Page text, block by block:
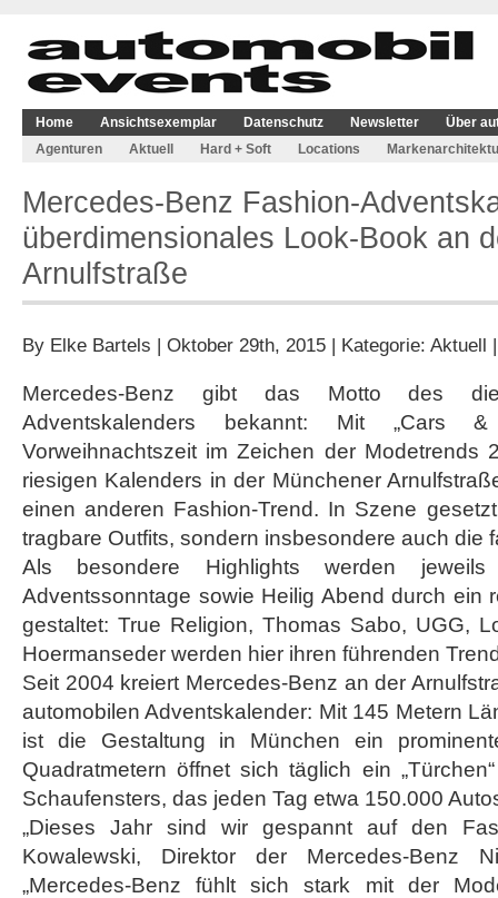
Home Ansichtsexemplar Datenschutz Newsletter
Über
Agenturen
Aktuell Hard + Soft Locations
Mercedes-Benz Fashion-
überdimensionales Look-Book an
Arnulfstraße
By Elke Bartels | Oktober 29th, 2015 | Kategorie: Aktuell
Mercedes-Benz gibt das Motto des
Adventskalenders bekannt: Mit „Cars
Vorweihnachtszeit im Zeichen der Modetrends
riesigen Kalenders in der Münchener
einen anderen Fashion-Trend. In Szene
tragbare Outfits, sondern insbesondere auch die
Als besondere Highlights werden
Adventssonntage sowie Heilig Abend durch ein
gestaltet: True Religion, Thomas Sabo, UGG,
Hoermanseder werden hier ihren führenden
Seit 2004 kreiert Mercedes-Benz an der
automobilen Adventskalender: Mit 145 Metern
ist die Gestaltung in München ein
Quadratmetern öffnet sich täglich ein
Schaufensters, das jeden Tag etwa 150.000
„Dieses Jahr sind wir gespannt auf den
Kowalewski, Direktor der Mercedes-Benz
„Mercedes-Benz fühlt sich stark mit der